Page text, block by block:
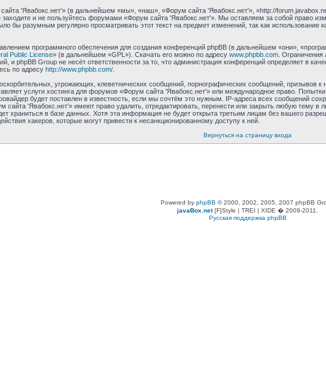
'Явабокс.нет'» (в дальнейшем «мы», «наш», «Форум сайта 'Явабокс.нет'», «http://
и не пользуйтесь форумами «Форум сайта 'Явабокс.нет'». Мы оставляем за собой право
бы разумным регулярно просматривать этот текст на предмет изменений, так как
программного обеспечения для создания конференций phpBB (в дальнейшем «они»,
Public License» (в дальнейшем «GPL»). Скачать его можно по адресу www.phpbb.com. Ограничения
и phpBB Group не несёт ответственности за то, что администрация конференций определяет в
по адресу http://www.phpbb.com/.
угрожающих, клеветнических сообщений, порнографических сообщений, призывов
услуги хостинга для форумов «Форум сайта 'Явабокс.нет'» или международное право.
будет поставлен в известность, если мы сочтём это нужным. IP-адреса всех сообщений
'Явабокс.нет'» имеют право удалить, отредактировать, перенести или закрыть любую тему
храниться в базе данных. Хотя эта информация не будет открыта третьим лицам без вашего
хакеров, которые могут привести к несанкционированному доступу к ней.
Вернуться на страницу входа
Powered by phpBB © 2000, 2002, 2005, 2007 phpBB
javaBox.net[F]Style | TREI | XIDE � 2009-2011.
Русская поддержка phpBB